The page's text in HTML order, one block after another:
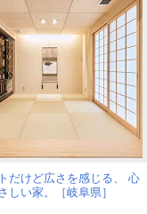
だけど広さを感じる、 心
しい家。［岐阜県］